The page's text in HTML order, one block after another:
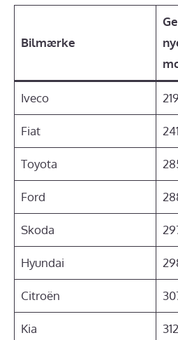
Bilmærke
Iveco
Fiat
Toyota
Ford
Skoda
Hyundai
Citroën
Kia